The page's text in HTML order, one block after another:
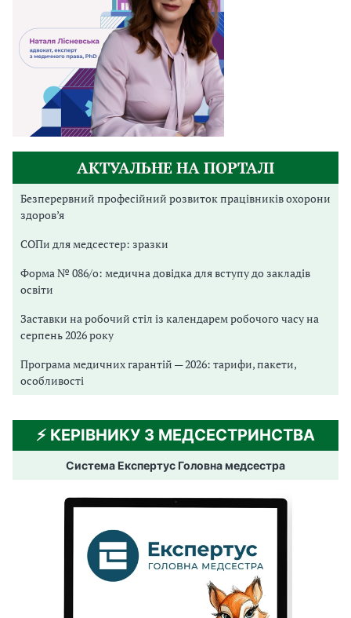
АКТУАЛЬНЕ НА ПОРТАЛІ
Безперервний професійний розвиток працівників охорони
здоров’я
СОПи для медсестер: зразки
Форма № 086/о: медична довідка для вступу до закладів
освіти
Заставки на робочий стіл із календарем робочого часу на
серпень 2026 року
Програма медичних гарантій — 2026: тарифи, пакети,
особливості
⚡️ КЕРІВНИКУ З МЕДСЕСТРИНСТВА
Система Експертус Головна медсестра